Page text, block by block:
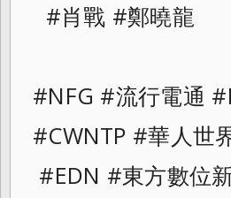
#肖戰 #鄭曉龍
#NFG #流行電通
#CWNTP #華人
#EDN #東方數位